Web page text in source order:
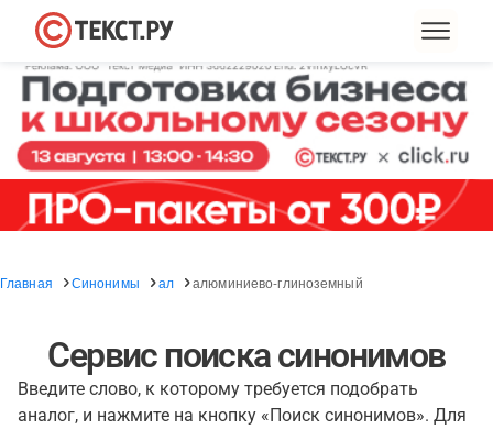
Главная Синонимы ал алюминиево-глиноземный
Сервис поиска синонимов
Введите слово, к которому требуется подобрать
аналог, и нажмите на кнопку «Поиск синонимов». Для